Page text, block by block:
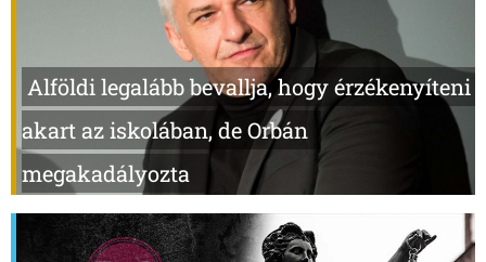
Alföldi legalább bevallja, hogy érzékenyíteni
akart az iskolában, de Orbán
megakadályozta